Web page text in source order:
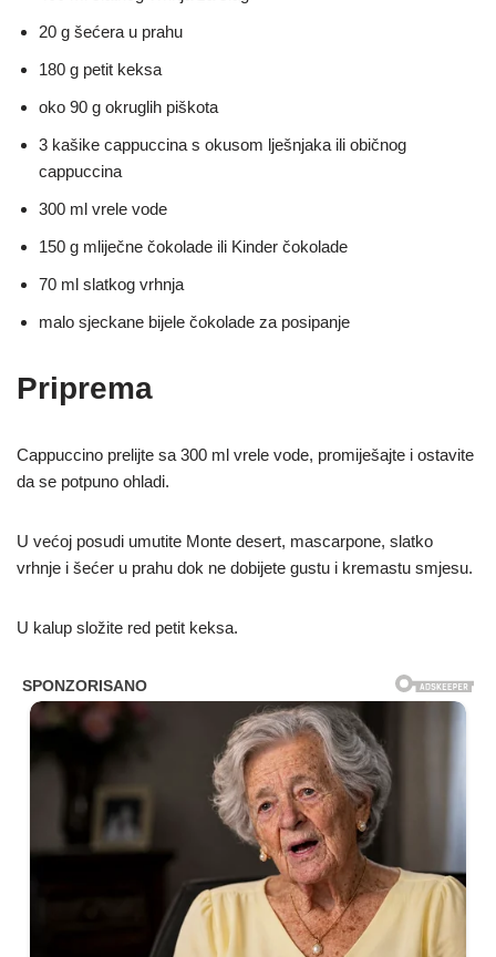
20 g šećera u prahu
180 g petit keksa
oko 90 g okruglih piškota
3 kašike cappuccina s okusom lješnjaka ili običnog
cappuccina
300 ml vrele vode
150 g mliječne čokolade ili Kinder čokolade
70 ml slatkog vrhnja
malo sjeckane bijele čokolade za posipanje
Priprema
Cappuccino prelijte sa 300 ml vrele vode, promiješajte i ostavite
da se potpuno ohladi.
U većoj posudi umutite Monte desert, mascarpone, slatko
vrhnje i šećer u prahu dok ne dobijete gustu i kremastu smjesu.
U kalup složite red petit keksa.